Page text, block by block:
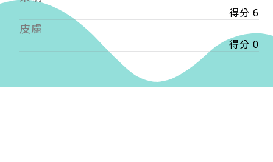
得分 6
皮膚
得分 0
戶名: 社團法人台灣自律神經健康培訓暨發展協會
帳號: 003-03-501566-2
銀行: (013) 國泰世華 南京東路分行